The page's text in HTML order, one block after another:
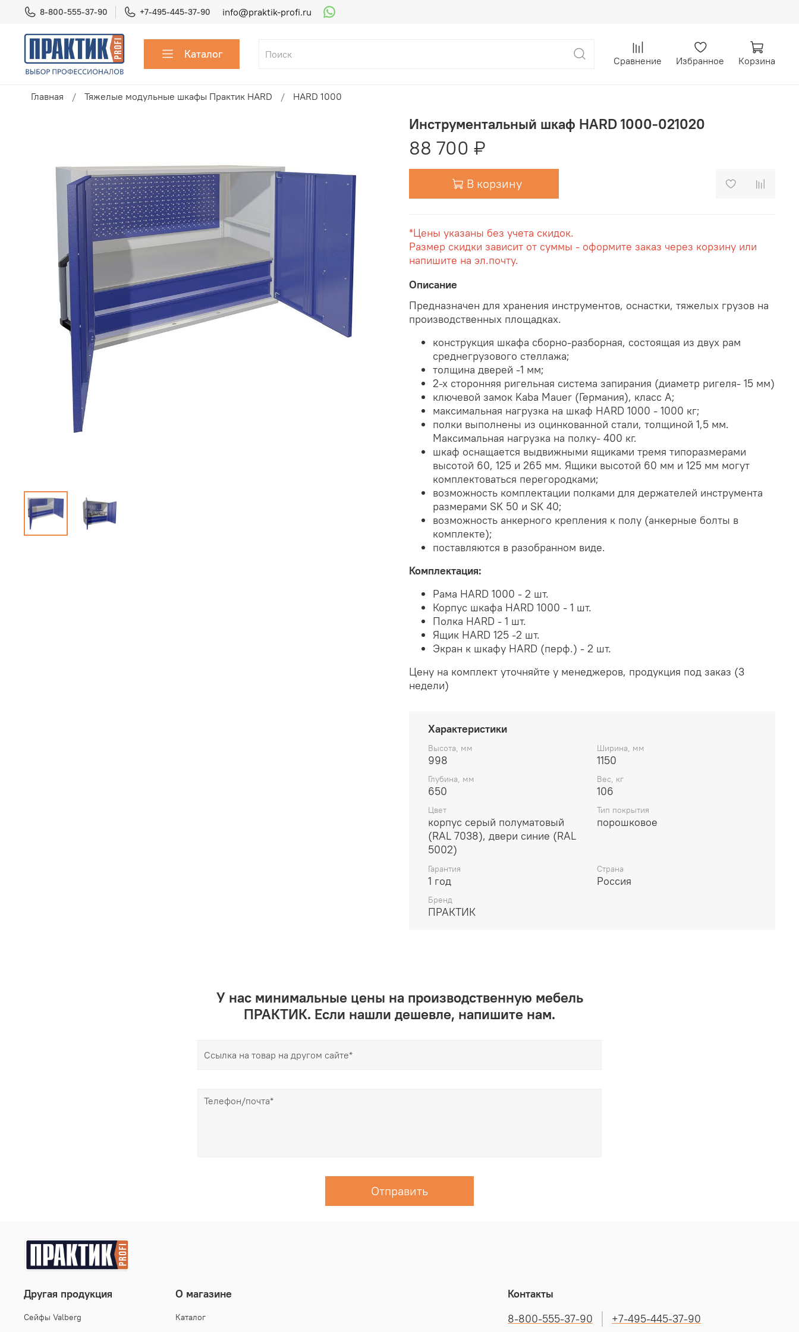
info@praktik-profi.ru
8-800-555-37-90 +7-495-445-37-90
Каталог Сравнение Избранное Корзина
Главная Тяжелые модульные шкафы Практик HARD HARD 1000
Инструментальный шкаф HARD 1000-021020
88 700 ₽
В корзину
*Цены указаны без учета скидок.
Размер скидки зависит от суммы - оформите заказ через корзину или
напишите на эл.почту.
Описание
Предназначен для хранения инструментов, оснастки, тяжелых грузов на
производственных площадках.
конструкция шкафа сборно-разборная, состоящая из двух рам
среднегрузового стеллажа;
толщина дверей -1 мм;
2-х сторонняя ригельная система запирания (диаметр ригеля- 15 мм)
ключевой замок Kaba Mauer (Германия), класс A;
максимальная нагрузка на шкаф HARD 1000 - 1000 кг;
полки выполнены из оцинкованной стали, толщиной 1,5 мм.
Максимальная нагрузка на полку- 400 кг.
шкаф оснащается выдвижными ящиками тремя типоразмерами
высотой 60, 125 и 265 мм. Ящики высотой 60 мм и 125 мм могут
комплектоваться перегородками;
возможность комплектации полками для держателей инструмента
размерами SK 50 и SK 40;
возможность анкерного крепления к полу (анкерные болты в
комплекте);
поставляются в разобранном виде.
Комплектация:
Рама HARD 1000 - 2 шт.
Корпус шкафа HARD 1000 - 1 шт.
Полка HARD - 1 шт.
Ящик HARD 125 -2 шт.
Экран к шкафу HARD (перф.) - 2 шт.
Цену на комплект уточняйте у менеджеров, продукция под заказ (3
недели)
Характеристики
Высота, мм
998
Ширина, мм
1150
Глубина, мм
650
Вес, кг
106
Цвет
корпус серый полуматовый
(RAL 7038), двери синие (RAL
5002)
Тип покрытия
порошковое
Гарантия
1 год
Страна
Россия
Бренд
ПРАКТИК
У нас минимальные цены на производственную мебель
ПРАКТИК. Если нашли дешевле, напишите нам.
Отправить
Другая продукция
Cейфы Valberg
О магазине
Каталог
Контакты
8-800-555-37-90
+7-495-445-37-90